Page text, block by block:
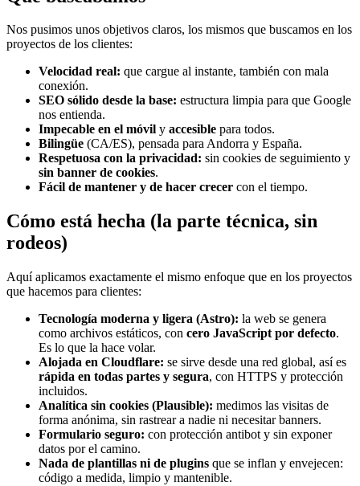
Nos pusimos unos objetivos claros, los mismos que buscamos en los
proyectos de los clientes:
Velocidad real: que cargue al instante, también con mala
conexión.
SEO sólido desde la base: estructura limpia para que Google
nos entienda.
Impecable en el móvil y accesible para todos.
Bilingüe (CA/ES), pensada para Andorra y España.
Respetuosa con la privacidad: sin cookies de seguimiento y
sin banner de cookies.
Fácil de mantener y de hacer crecer con el tiempo.
Cómo está hecha (la parte técnica, sin
rodeos)
Aquí aplicamos exactamente el mismo enfoque que en los proyectos
que hacemos para clientes:
Tecnología moderna y ligera (Astro): la web se genera
como archivos estáticos, con cero JavaScript por defecto.
Es lo que la hace volar.
Alojada en Cloudflare: se sirve desde una red global, así es
rápida en todas partes y segura, con HTTPS y protección
incluidos.
Analítica sin cookies (Plausible): medimos las visitas de
forma anónima, sin rastrear a nadie ni necesitar banners.
Formulario seguro: con protección antibot y sin exponer
datos por el camino.
Nada de plantillas ni de plugins que se inflan y envejecen:
código a medida, limpio y mantenible.